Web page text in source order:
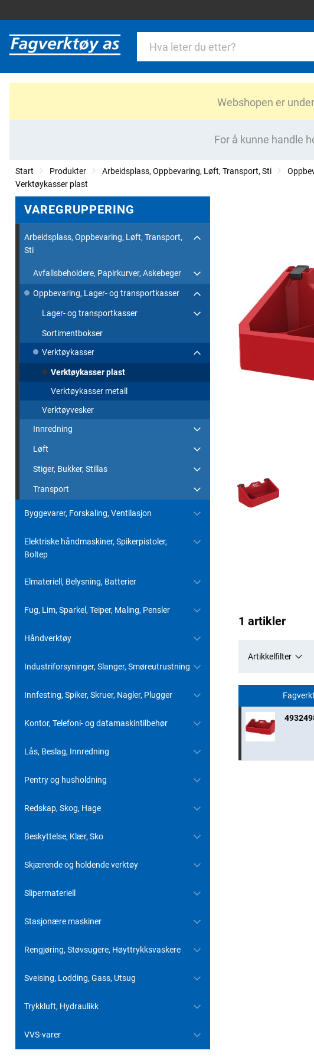
Webshopen er
For å kunne handle
Start Produkter Arbeidsplass, Oppbevaring, Løft, Transport, Sti
Verktøykasser plast
VAREGRUPPERING
Arbeidsplass, Oppbevaring, Løft, Transport,
Sti
Avfallsbeholdere, Papirkurver, Askebeger
Oppbevaring, Lager- og transportkasser
Lager- og transportkasser
Sortimentbokser
Verktøykasser
Verktøykasser plast
Verktøykasser metall
Verktøyvesker
Innredning
Løft
Stiger, Bukker, Stillas
Transport
Byggevarer, Forskaling, Ventilasjon
Elektriske håndmaskiner, Spikerpistoler,
Boltep
Elmateriell, Belysning, Batterier
Fug, Lim, Sparkel, Teiper, Maling, Pensler
Håndverktøy
Industriforsyninger, Slanger, Smøreutrustning
Innfesting, Spiker, Skruer, Nagler, Plugger
Kontor, Telefoni- og datamaskintilbehør
Lås, Beslag, Innredning
Pentry og husholdning
Redskap, Skog, Hage
Beskyttelse, Klær, Sko
Skjærende og holdende verktøy
Slipermateriell
Stasjonære maskiner
Rengjøring, Støvsugere, Høyttrykksvaskere
Sveising, Lodding, Gass, Utsug
Trykkluft, Hydraulikk
VVS-varer
1 artikler
Artikkelfilter